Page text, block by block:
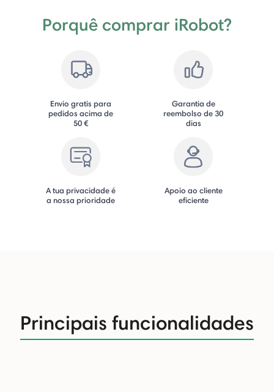
Porquê comprar iRobot?
Envio gratis para
pedidos acima de
50 €
Garantia de
reembolso de 30
dias
A tua privacidade é
a nossa prioridade
Apoio ao cliente
eficiente
Principais funcionalidades